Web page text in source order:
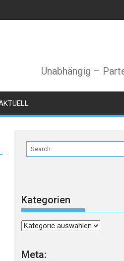
Unabhängig –
Kategorien
Kategorien
Meta: